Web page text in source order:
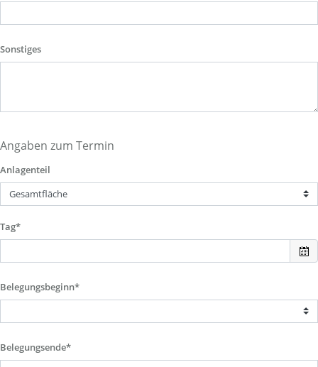
Sonstiges
Angaben zum Termin
Anlagenteil
Tag*
Belegungsbeginn*
Belegungsende*